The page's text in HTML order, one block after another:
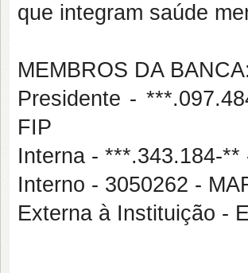
que integram saúde
MEMBROS DA BANCA:
Presidente -
FIP
Interna - ***.343.184-
Interno - 3050262 -
Externa à Instituição -